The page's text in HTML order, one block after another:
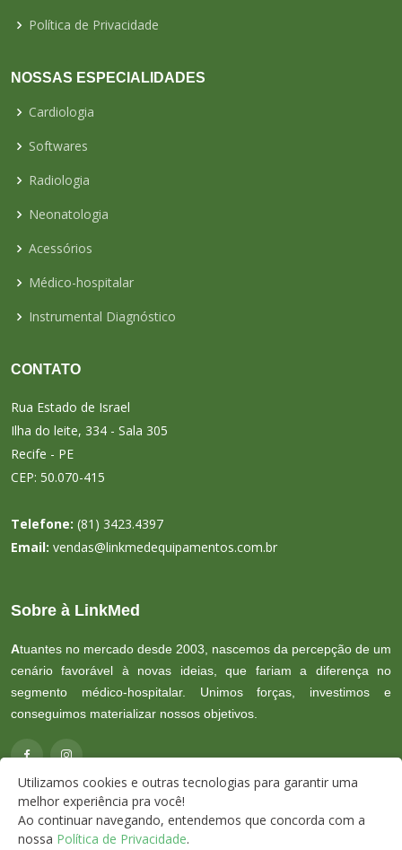
Política de Privacidade
NOSSAS ESPECIALIDADES
Cardiologia
Softwares
Radiologia
Neonatologia
Acessórios
Médico-hospitalar
Instrumental Diagnóstico
CONTATO
Rua Estado de Israel
Ilha do leite, 334 - Sala 305
Recife - PE
CEP: 50.070-415
Telefone: (81) 3423.4397
Email: vendas@linkmedequipamentos.com.br
Sobre à LinkMed
Atuantes no mercado desde 2003, nascemos da percepção de um
cenário favorável à novas ideias, que fariam a diferença no
segmento médico-hospitalar. Unimos forças, investimos e
conseguimos materializar nossos objetivos.
Utilizamos cookies e outras tecnologias para garantir uma
melhor experiência pra você!
Ao continuar navegando, entendemos que concorda com a
nossa Política de Privacidade.